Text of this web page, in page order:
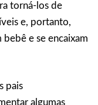
torná-los de
e, portanto,
e se encaixam
pais
algumas